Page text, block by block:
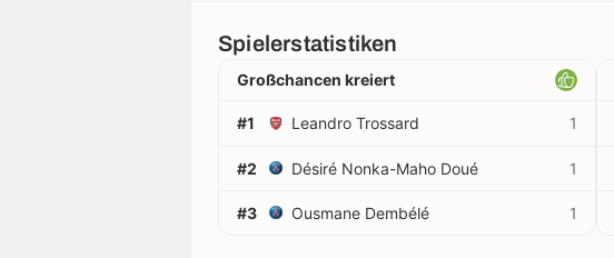
Spielerstatistiken
Großchancen kreiert
#1 Leandro Trossard 1
#2 Désiré Nonka-Maho Doué 1
#3 Ousmane Dembélé 1